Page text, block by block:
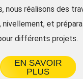
nous réalisons des
nivellement, et
différents projets.
EN SAVOIR
PLUS